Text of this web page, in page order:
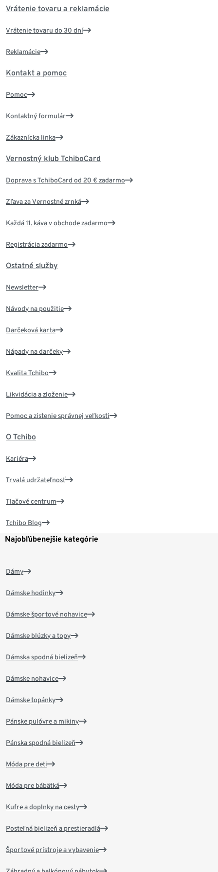
Vrátenie tovaru a reklamácie
Vrátenie tovaru do 30 dní
Reklamácie
Kontakt a pomoc
Pomoc
Kontaktný formulár
Zákaznícka linka
Vernostný klub TchiboCard
Doprava s TchiboCard od 20 € zadarmo
Zľava za Vernostné zrnká
Každá 11. káva v obchode zadarmo
Registrácia zadarmo
Ostatné služby
Newsletter
Návody na použitie
Darčeková karta
Nápady na darčeky
Kvalita Tchibo
Likvidácia a zloženie
Pomoc a zistenie správnej veľkosti
O Tchibo
Kariéra
Trvalá udržateľnosť
Tlačové centrum
Tchibo Blog
Najobľúbenejšie kategórie
Dámy
Dámske hodinky
Dámske športové nohavice
Dámske blúzky a topy
Dámska spodná bielizeň
Dámske nohavice
Dámske topánky
Pánske pulóvre a mikiny
Pánska spodná bielizeň
Móda pre deti
Móda pre bábätká
Kufre a doplnky na cesty
Posteľná bielizeň a prestieradlá
Športové prístroje a vybavenie